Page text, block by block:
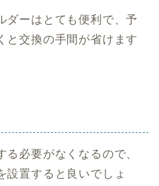
ダーはとても便利で、予
と交換の手間が省けます
る必要がなくなるので、
設置すると良いでしょ